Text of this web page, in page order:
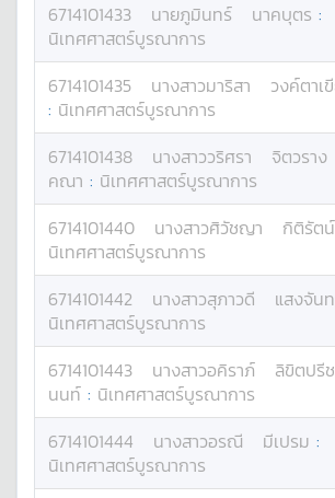
6714101433 นายภูมินทร์ นาคบุตร :
นิเทศศาสตร์บูรณาการ
6714101435 นางสาวมาริสา
วงค์ตาเ
: นิเทศศาสตร์บูรณาการ
6714101438 นางสาววริศรา
จิตวราง
คณา : นิเทศศาสตร์บูรณาการ
6714101440 นางสาวศิวัชญา กิติรัตน์
นิเทศศาสตร์บูรณาการ
6714101442 นางสาวสุภาวดี แสงจัน
นิเทศศาสตร์บูรณาการ
6714101443 นางสาวอคิราภ์
ลิขิตปรี
นนท์ : นิเทศศาสตร์บูรณาการ
6714101444 นางสาวอรณี มีเปรม :
นิเทศศาสตร์บูรณาการ